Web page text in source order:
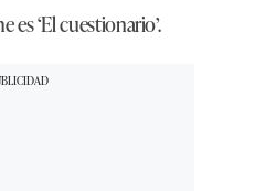
es ‘El cuestionario’.